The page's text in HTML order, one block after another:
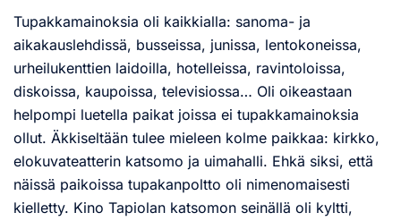
Tupakkamainoksia oli kaikkialla: sanoma- ja
aikakauslehdissä, busseissa, junissa, lentokoneissa,
urheilukenttien laidoilla, hotelleissa, ravintoloissa,
diskoissa, kaupoissa, televisiossa… Oli oikeastaan
helpompi luetella paikat joissa ei tupakkamainoksia
ollut. Äkkiseltään tulee mieleen kolme paikkaa: kirkko,
elokuvateatterin katsomo ja uimahalli. Ehkä siksi, että
näissä paikoissa tupakanpoltto oli nimenomaisesti
kielletty. Kino Tapiolan katsomon seinällä oli kyltti,